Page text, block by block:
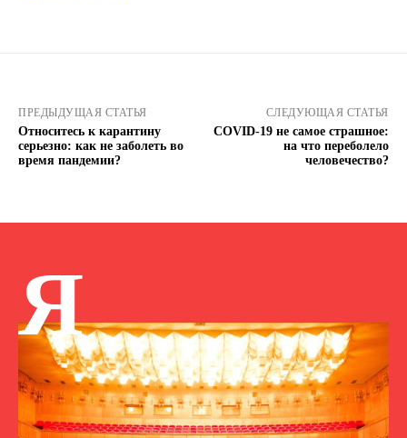
ПРЕДЫДУЩАЯ СТАТЬЯ
Относитесь к карантину
серьезно: как не заболеть во
время пандемии?
СЛЕДУЮЩАЯ СТАТЬЯ
COVID-19 не самое страшное:
на что переболело
человечество?
Я